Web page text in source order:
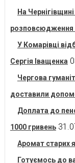
На
розповсюдження
У Комарівці
Сергія Іващенка
Чергова
доставили
Доплата до
1000 гривень
Аромат старих
Готуємось до